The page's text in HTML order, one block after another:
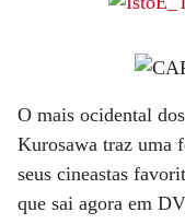
O mais ocidental
Kurosawa traz uma
seus cineastas
que sai agora em